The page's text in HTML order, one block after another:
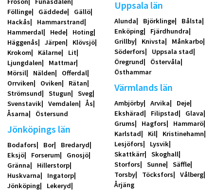
Föllinge
Gäddede
Gällö
Hackås
Hammarstrand
Hammerdal
Hede
Hoting
Häggenås
Järpen
Klövsjö
Krokom
Kälarne
Lit
Ljungdalen
Mattmar
Mörsil
Nälden
Offerdal
Orrviken
Oviken
Rätan
Strömsund
Stugun
Sveg
Svenstavik
Vemdalen
Ås
Åsarna
Östersund
Jönköpings län
Bodafors Bor
Bredaryd
Eksjö
Forserum
Gnosjö
Gränna
Hillerstorp
Huskvarna
Ingatorp
Jönköping
Lekeryd
Uppsala län
Alunda Björklinge
Bålsta
Enköping
Fjärdhundra
Grillby
Knivsta
Månkarbo
Söderfors
Uppsala stad
Öregrund
Östervåla
Östhammar
Värmlands län
Ambjörby Arvika
Deje
Ekshärad
Filipstad
Glava
Grums
Hagfors
Hammarö
Karlstad
Kil
Kristinehamn
Lesjöfors
Lysvik
Skattkärr
Skoghall
Storfors
Sunne
Säffle
Torsby
Töcksfors
Vålberg
Årjäng